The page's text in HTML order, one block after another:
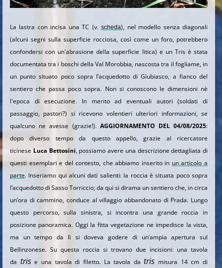
La lastra con incisa una TC (v.scheda), nel modello senza diagonali
(alcuni segni sulla superficie rocciosa, così come un foro, potrebbero
confondersi con un'abrasione della superficie litica) e un Tris è stata
documentata tra i boschi della Val Morobbia, nascosta tra il fogliame, in
un punto situato poco sopra l’acquedotto di Giubiasco, a fianco del
sentiero che passa poco sopra. Non si conoscono le dimensioni nè
l'epoca di esecuzione. In merito ad eventuali autori (soldati di
passaggio, pastori?) si ricevono volentieri ulteriori informazioni, se
qualcuno ne avesse (grazie!). AGGIORNAMENTO DEL 04/08/2025:
dopo diverso tempo da questo appello, grazie al ricercatore
ticinese Luca Bettosini, possiamo avere una descrizione dettagliata di
questi esemplari e del contesto, che abbiamo inserito in un articolo a
parte. Inseriamo qui alcuni dati salienti: la roccia è situata poco sopra
l’acquedotto di Sasso Torriccio; da qui si dirama un sentiero che, in circa
un’ora di cammino, conduce al villaggio abbandonato di Prada. Lungo
questo percorso, sulla sinistra, si incontra una grande roccia in
posizione panoramica. Oggi la fitta vegetazione ne impedisce la vista,
ma un tempo da lì si doveva godere di un’ampia apertura sul
Bellinzonese. Su questa roccia si trovano due incisioni: una tavola
da trise una tavola di filetto. La tavola datris misura 14 cm di